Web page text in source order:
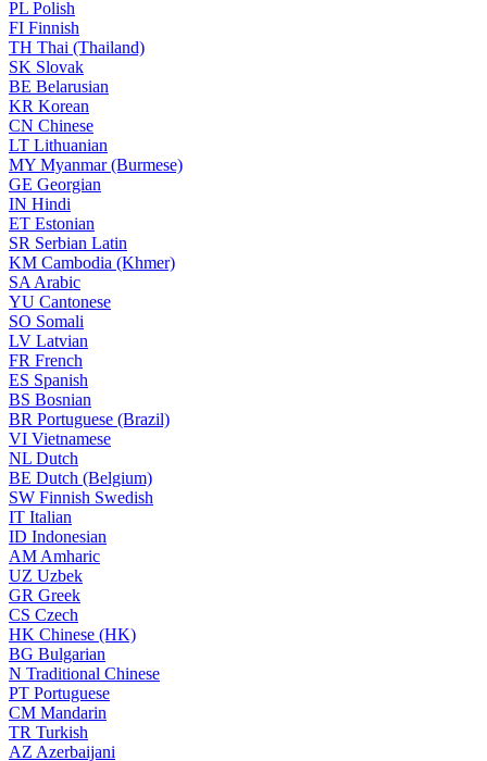
PL Polish
FI Finnish
TH Thai (Thailand)
SK Slovak
BE Belarusian
KR Korean
CN Chinese
LT Lithuanian
MY Myanmar (Burmese)
GE Georgian
IN Hindi
ET Estonian
SR Serbian Latin
KM Cambodia (Khmer)
SA Arabic
YU Cantonese
SO Somali
LV Latvian
FR French
ES Spanish
BS Bosnian
BR Portuguese (Brazil)
VI Vietnamese
NL Dutch
BE Dutch (Belgium)
SW Finnish Swedish
IT Italian
ID Indonesian
AM Amharic
UZ Uzbek
GR Greek
CS Czech
HK Chinese (HK)
BG Bulgarian
N Traditional Chinese
PT Portuguese
CM Mandarin
TR Turkish
AZ Azerbaijani